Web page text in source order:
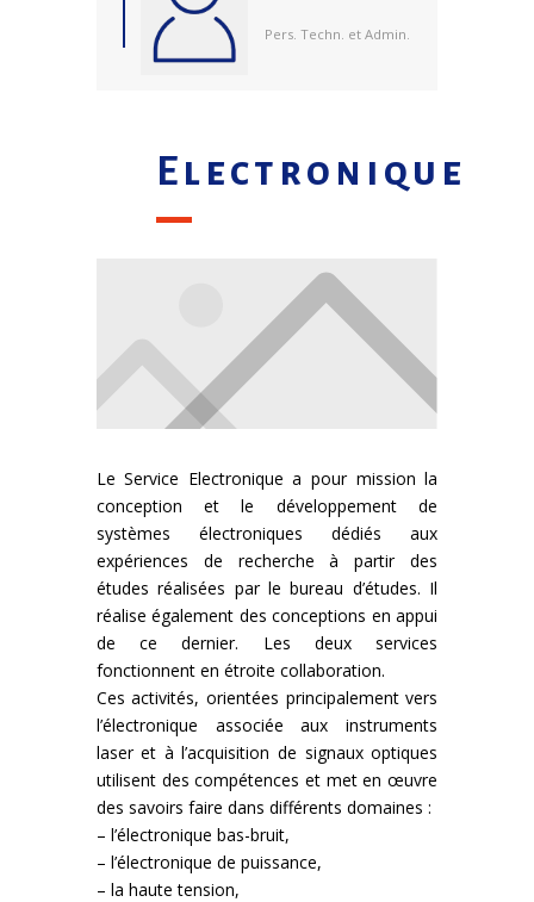
Pers. Techn. et Admin.
Electronique
Le Service Electronique a pour mission la
conception et le développement de
systèmes électroniques dédiés aux
expériences de recherche à partir des
études réalisées par le bureau d’études. Il
réalise également des conceptions en appui
de ce dernier. Les deux services
fonctionnent en étroite collaboration.
Ces activités, orientées principalement vers
l’électronique associée aux instruments
laser et à l’acquisition de signaux optiques
utilisent des compétences et met en œuvre
des savoirs faire dans différents domaines :
– l’électronique bas-bruit,
– l’électronique de puissance,
– la haute tension,